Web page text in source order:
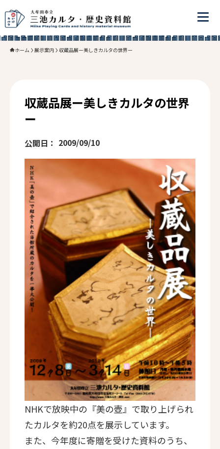
ホーム 展示案内 収蔵品展ー美しきカルタの世界ー
収蔵品展ー美しきカルタの世界
ー
2009/09/10
NHKで放映中の『美の壺』で取り上げられ
たカルタを約20点を展示しています。
また、今年度に寄贈を受けた資料のうち、